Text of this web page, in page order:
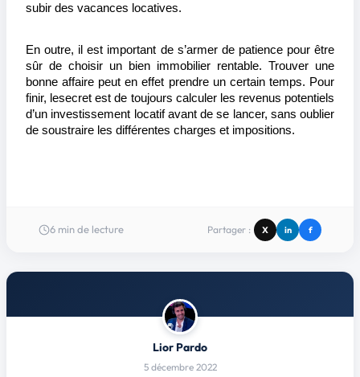
subir des vacances locatives.
En outre, il est important de s’armer de patience pour être
sûr de choisir un bien immobilier rentable. Trouver une
bonne affaire peut en effet prendre un certain temps. Pour
finir, lesecret est de toujours calculer les revenus potentiels
d’un investissement locatif avant de se lancer, sans oublier
de soustraire les différentes charges et impositions.
6 min de lecture Partager : X in f
Lior Pardo
5 décembre 2022